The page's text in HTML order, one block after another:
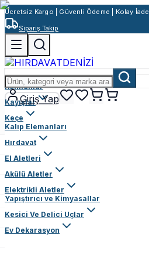
Ücretsiz Kargo | Güvenli Ödeme | Kolay İade
Sipariş Takip
Giriş Yap
Rulmanlar
Kayışlar
Keçe
Kalıp Elemanları
Hırdavat
El Aletleri
Akülü Aletler
Elektrikli Aletler
Yapıştırıcı ve Kimyasallar
Kesici Ve Delici Uçlar
Ev Dekarasyon